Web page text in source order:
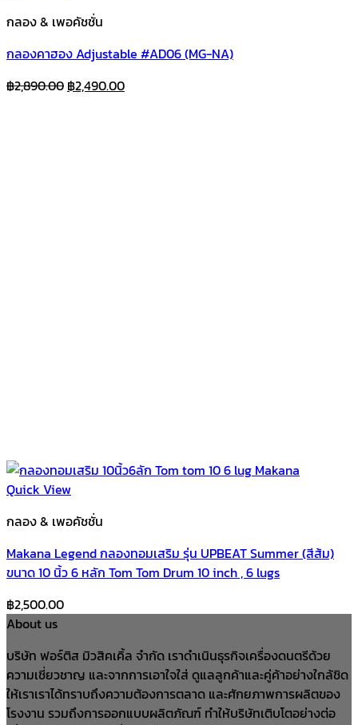
กลอง & เพอคัชชั่น
กลองคาฮอง Adjustable #AD06 (MG-NA)
฿2,890.00 Original
฿2,490.00Current
Quick View
กลอง & เพอคัชชั่น
Makana Legend กลองทอมเสริม รุ่น UPBEAT Summer (สีส้ม)
ขนาด 10 นิ้ว 6 หลัก Tom Tom Drum 10 inch , 6 lugs
฿2,500.00
About us
บริษัท ฟอร์ติส มิวสิคเคิ้ล จำกัด เราดำเนินธุรกิจเครื่องดนตรีด้วย
ความเชี่ยวชาญ และจากการเอาใจใส่ ดูแลลูกค้าและคู่ค้าอย่างใกล้ชิด
ให้เราเราได้ทราบถึงความต้องการตลาด และศักยภาพการผลิตของ
โรงงาน รวมถึงการออกแบบผลิตภัณฑ์ ทำให้บริษัทเติบโตอย่างต่อ